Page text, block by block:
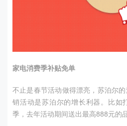
家电消费季补贴免单
不止是春节活动做得漂亮，苏泊尔
销活动是苏泊尔的增长利器。比如
季，去年活动期间送出最高888元的